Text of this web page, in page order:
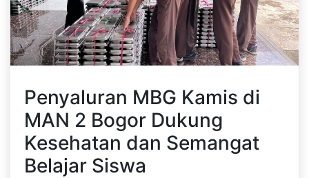
Penyaluran MBG Kamis di
MAN 2 Bogor Dukung
Kesehatan dan Semangat
Belajar Siswa